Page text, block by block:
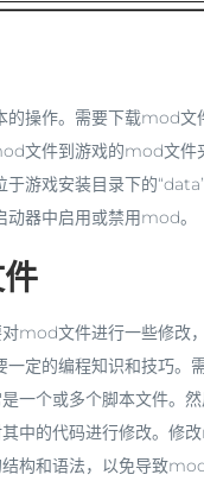
操作。需要下载mod文
文件到游戏的mod文件
游戏安装目录下的
器中启用或禁用mod。
mod文件进行一些修改
定的编程知识和技巧。
一个或多个脚本文件。
中的代码进行修改。修
构和语法，以免导致mod